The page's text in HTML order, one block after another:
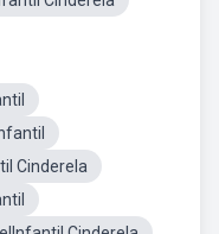
Cinderela